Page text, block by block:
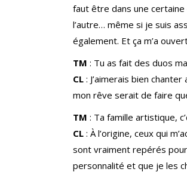
faut être dans une
l’autre… même si je suis
également. Et ça m’a
TM : Tu as fait des duos
CL : J’aimerais bien chanter
mon rêve serait de faire
TM : Ta famille artistique,
CL : À l’origine, ceux qui
sont vraiment repérés
personnalité et que je les